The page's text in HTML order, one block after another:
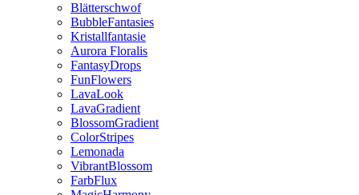
Blätterschwof
BubbleFantasies
Kristallfantasie
Aurora Floralis
FantasyDrops
FunFlowers
LavaLook
LavaGradient
BlossomGradient
ColorStripes
Lemonada
VibrantBlossom
FarbFlux